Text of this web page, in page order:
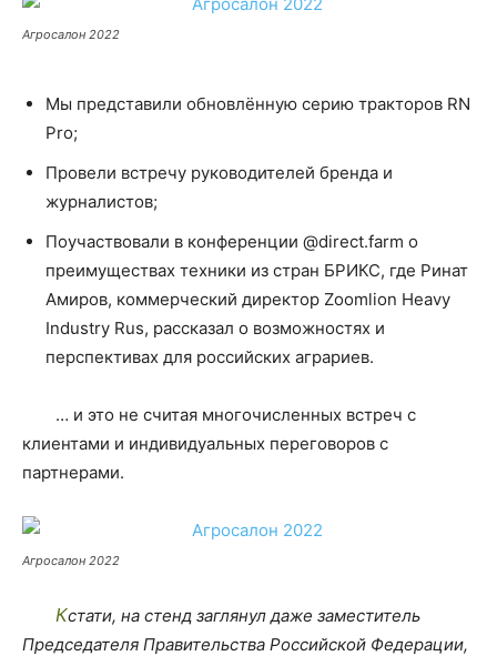
Агросалон 2022
Мы представили обновлённую серию тракторов RN
Pro;
Провели встречу руководителей бренда и
журналистов;
Поучаствовали в конференции @direct.farm о
преимуществах техники из стран БРИКС, где Ринат
Амиров, коммерческий директор Zoomlion Heavy
Industry Rus, рассказал о возможностях и
перспективах для российских аграриев.
… и это не считая многочисленных встреч с
клиентами и индивидуальных переговоров с
партнерами.
Агросалон 2022
Кстати, на стенд заглянул даже заместитель
Председателя Правительства Российской Федерации,